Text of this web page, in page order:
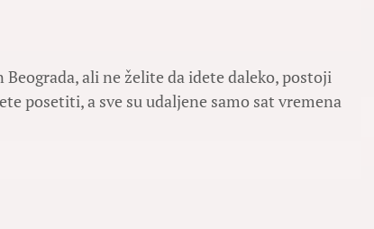
ali ne želite da idete daleko, postoji
posetiti, a sve su udaljene samo sat vremena